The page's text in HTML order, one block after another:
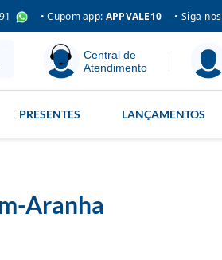
• Cupom app: APPVALE10 • Siga-nos
Central de
Atendimento
PRESENTES LANÇAMENTOS
Aranha